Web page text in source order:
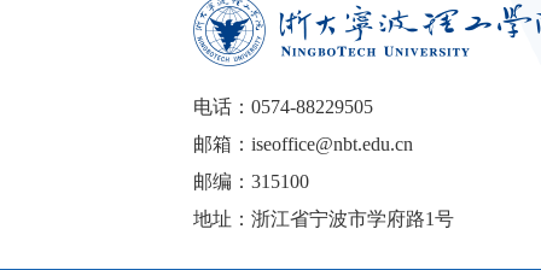
电话：0574-88229505
邮箱：iseoffice@nbt.edu.cn
邮编：315100
地址：浙江省宁波市学府路1号